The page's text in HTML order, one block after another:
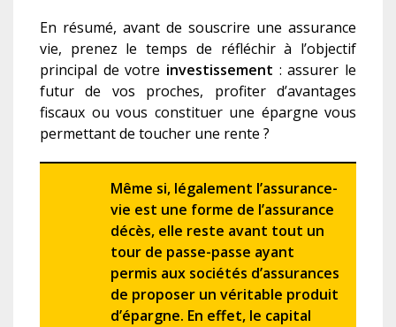
En résumé, avant de souscrire une assurance
vie, prenez le temps de réfléchir à l’objectif
principal de votre investissement : assurer le
futur de vos proches, profiter d’avantages
fiscaux ou vous constituer une épargne vous
permettant de toucher une rente ?
Même si, légalement l’assurance-
vie est une forme de l’assurance
décès, elle reste avant tout un
tour de passe-passe ayant
permis aux sociétés d’assurances
de proposer un véritable produit
d’épargne. En effet, le capital